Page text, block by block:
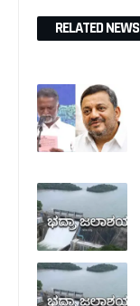
RELATED NEWS